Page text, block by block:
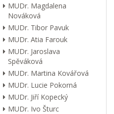
MUDr. Magdalena
Nováková
MUDr. Tibor Pavuk
MUDr. Atia Farouk
MUDr. Jaroslava
Spěváková
MUDr. Martina Kovářová
MUDr. Lucie Pokorná
MUDr. Jiří Kopecký
MUDr. Ivo Šturc